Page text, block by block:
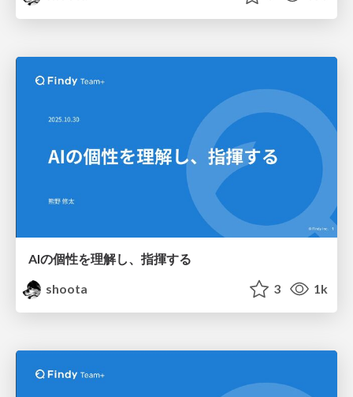
AIの個性を理解し、指揮する
shoota
3 1k